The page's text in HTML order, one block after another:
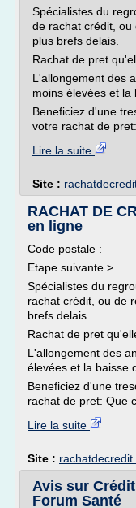
Spécialistes du
de rachat crédit, ou
plus brefs delais.
Rachat de pret
L'allongement des
moins élevées et la
Beneficiez d'une
votre rachat de pret:
Lire la suite
Site :
RACHAT DE
en ligne
Code postale :
Etape suivante >
Spécialistes du
rachat crédit, ou de
brefs delais.
Rachat de pret
L'allongement des
élevées et la baisse
Beneficiez d'une
rachat de pret: Que
Lire la suite
Site :
Avis sur
Forum Santé